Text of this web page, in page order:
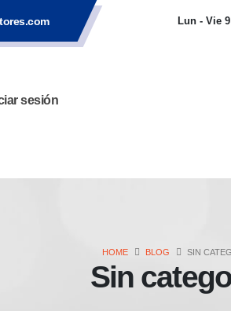
Lun - Vie
sesión
HOME BLOG SIN
Sin